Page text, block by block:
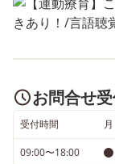
お問合せ
受付時間 月
09:00〜18:00